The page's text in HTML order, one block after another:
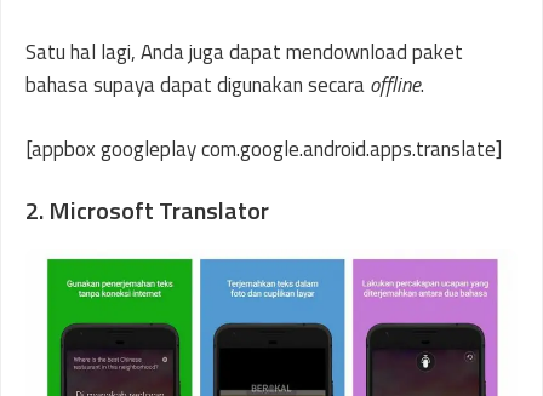
Satu hal lagi, Anda juga dapat mendownload paket
bahasa supaya dapat digunakan secaraoffline.
[appbox googleplay com.google.android.apps.translate]
2. Microsoft Translator